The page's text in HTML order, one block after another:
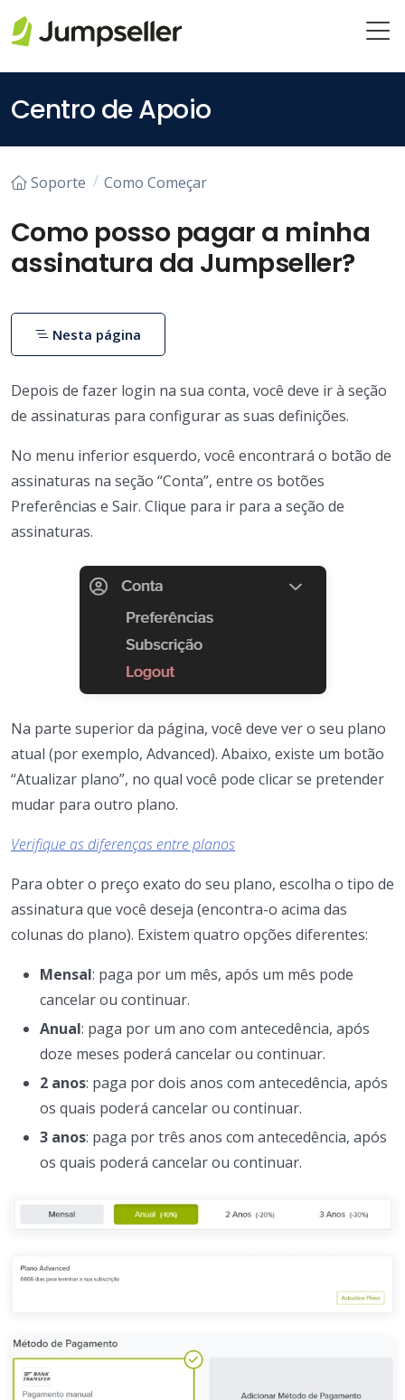
Centro de Apoio
Soporte Como Começar
Como posso pagar a minha
assinatura da Jumpseller?
Depois de fazer login na sua conta, você deve ir à seção
de assinaturas para configurar as suas definições.
No menu inferior esquerdo, você encontrará o botão de
assinaturas na seção “Conta”, entre os botões
Preferências e Sair. Clique para ir para a seção de
assinaturas.
Na parte superior da página, você deve ver o seu plano
atual (por exemplo, Advanced). Abaixo, existe um botão
“Atualizar plano”, no qual você pode clicar se pretender
mudar para outro plano.
Verifique as diferenças entre planos
Para obter o preço exato do seu plano, escolha o tipo de
assinatura que você deseja (encontra-o acima das
colunas do plano). Existem quatro opções diferentes:
Mensal: paga por um mês, após um mês pode
cancelar ou continuar.
Anual: paga por um ano com antecedência, após
doze meses poderá cancelar ou continuar.
2 anos: paga por dois anos com antecedência, após
os quais poderá cancelar ou continuar.
3 anos: paga por três anos com antecedência, após
os quais poderá cancelar ou continuar.
Nesta página